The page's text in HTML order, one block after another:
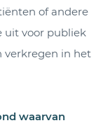
of andere
uit voor publiek
verkregen in het
waarvan